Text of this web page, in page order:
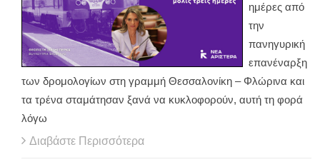
ημέρες από
την
πανηγυρική
επανέναρξη
των δρομολογίων στη γραμμή Θεσσαλονίκη – Φλώρινα και
τα τρένα σταμάτησαν ξανά να κυκλοφορούν, αυτή τη φορά
λόγω
Διαβάστε Περισσότερα